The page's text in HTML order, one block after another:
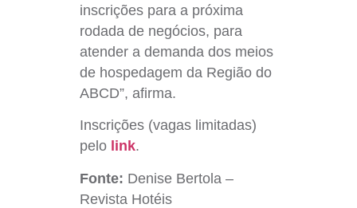
inscrições para a próxima
rodada de negócios, para
atender a demanda dos meios
de hospedagem da Região do
ABCD”, afirma.
Inscrições (vagas limitadas)
pelo link.
Fonte: Denise Bertola –
Revista Hotéis